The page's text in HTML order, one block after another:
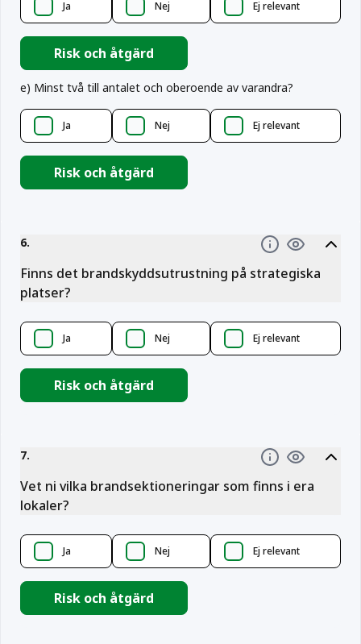
Ja Nej Ej relevant
Risk och åtgärd
e) Minst två till antalet och oberoende av varandra?
Ja Nej Ej relevant
Risk och åtgärd
6.
Finns det brandskyddsutrustning på strategiska
platser?
Ja Nej Ej relevant
Risk och åtgärd
7.
Vet ni vilka brandsektioneringar som finns i era
lokaler?
Ja Nej Ej relevant
Risk och åtgärd